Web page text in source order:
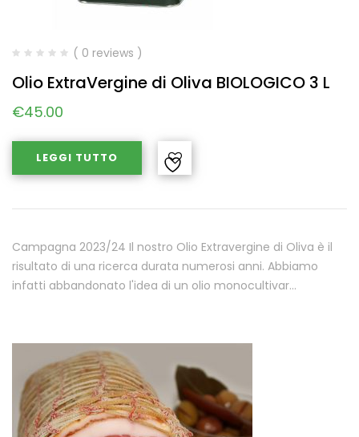
( 0 reviews )
Olio ExtraVergine di Oliva BIOLOGICO 3 L
€45.00
LEGGI TUTTO
Campagna 2023/24 Il nostro Olio Extravergine di Oliva è il
risultato di una ricerca durata numerosi anni. Abbiamo
infatti abbandonato l'idea di un olio monocultivar…